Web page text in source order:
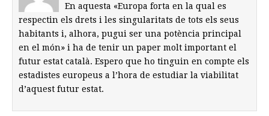
En aquesta «Europa forta en la qual es
respectin els drets i les singularitats de tots els seus
habitants i, alhora, pugui ser una potència principal
en el món» i ha de tenir un paper molt important el
futur estat català. Espero que ho tinguin en compte els
estadistes europeus a l’hora de estudiar la viabilitat
d’aquest futur estat.